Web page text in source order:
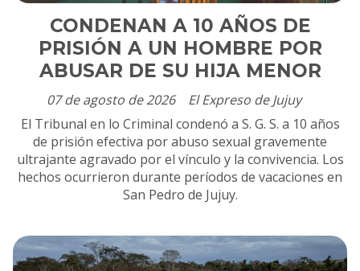
CONDENAN A 10 AÑOS DE
PRISIÓN A UN HOMBRE POR
ABUSAR DE SU HIJA MENOR
El Expreso de Jujuy
07 de agosto de 2026
El Tribunal en lo Criminal condenó a S. G. S. a 10 años
de prisión efectiva por abuso sexual gravemente
ultrajante agravado por el vínculo y la convivencia. Los
hechos ocurrieron durante períodos de vacaciones en
San Pedro de Jujuy.